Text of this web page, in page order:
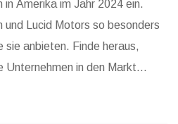
Amerika im Jahr 2024 ein.
und Lucid Motors so besonders
sie anbieten. Finde heraus,
Unternehmen in den Markt